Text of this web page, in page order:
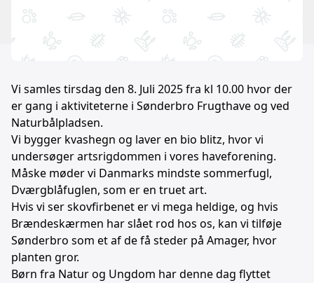
Vi samles tirsdag den 8. Juli 2025 fra kl 10.00 hvor der
er gang i aktiviteterne i Sønderbro Frugthave og ved
Naturbålpladsen.
Vi bygger kvashegn og laver en bio blitz, hvor vi
undersøger artsrigdommen i vores haveforening.
Måske møder vi Danmarks mindste sommerfugl,
Dværgblåfuglen, som er en truet art.
Hvis vi ser skovfirbenet er vi mega heldige, og hvis
Brændeskærmen har slået rod hos os, kan vi tilføje
Sønderbro som et af de få steder på Amager, hvor
planten gror.
Børn fra Natur og Ungdom har denne dag flyttet